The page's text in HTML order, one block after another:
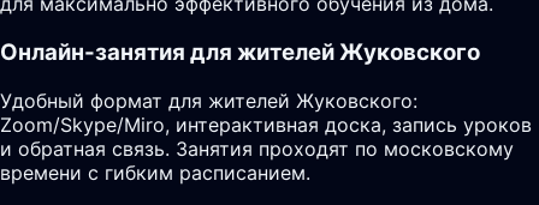
Онлайн-занятия для жителей Жуковского
Удобный формат для жителей Жуковского:
Zoom/Skype/Miro, интерактивная доска, запись уроков
и обратная связь. Занятия проходят по московскому
времени с гибким расписанием.